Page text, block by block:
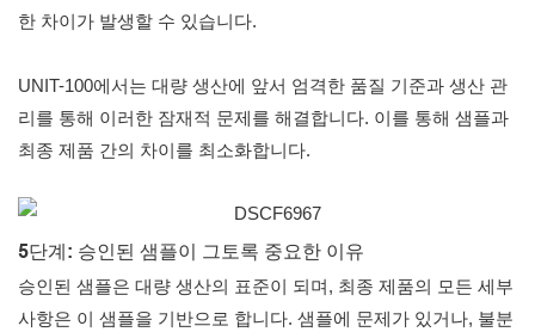
한 차이가 발생할 수 있습니다.
UNIT-100에서는 대량 생산에 앞서 엄격한 품질 기준과 생산 관
리를 통해 이러한 잠재적 문제를 해결합니다. 이를 통해 샘플과
최종 제품 간의 차이를 최소화합니다.
5단계: 승인된 샘플이 그토록 중요한 이유
승인된 샘플은 대량 생산의 표준이 되며, 최종 제품의 모든 세부
사항은 이 샘플을 기반으로 합니다. 샘플에 문제가 있거나, 불분